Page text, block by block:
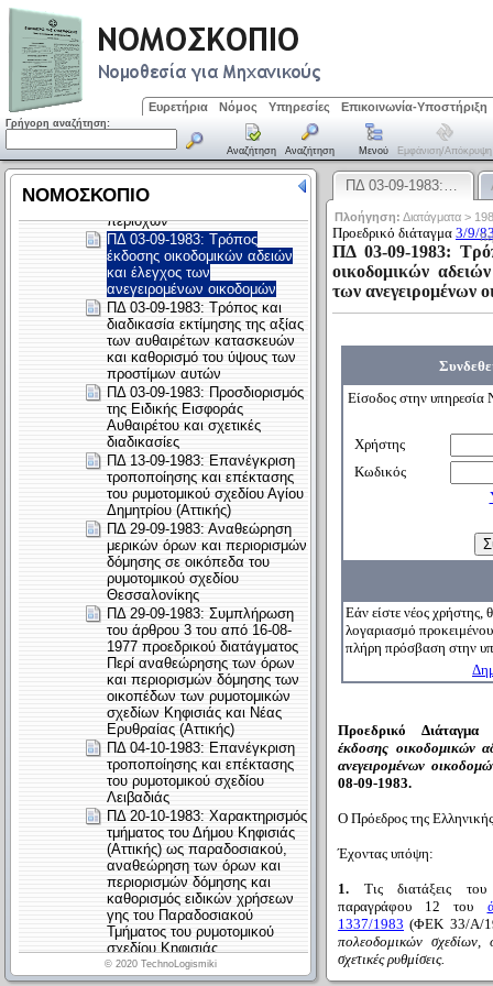
Ευρετήρια Νόμος Υπηρεσίες Επικοινωνία-Υποστήριξη
Γρήγορη αναζήτηση:
Αναζήτηση Αναζήτηση Μενού Εμφάνιση/απόκρυψη
ΠΔ 03-09-1983:…